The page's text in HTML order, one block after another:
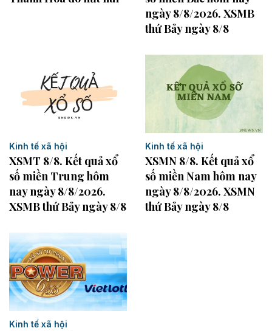
ngày 8/8/2026. XSMB
thứ Bảy ngày 8/8
Kinh tế xã hội
XSMT 8/8. Kết quả xổ
số miền Trung hôm
nay ngày 8/8/2026.
XSMB thứ Bảy ngày 8/8
Kinh tế xã hội
XSMN 8/8. Kết quả xổ
số miền Nam hôm nay
ngày 8/8/2026. XSMN
thứ Bảy ngày 8/8
Kinh tế xã hội